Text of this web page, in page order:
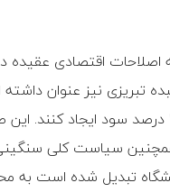
اقتصادی عقیده
تبریزی نیز عنوان
فشار شدید قرار گرفته است. بنگاه‌ها نمی‌توانند به اندازه
همچنین سیاست کلی
تبدیل شده است به